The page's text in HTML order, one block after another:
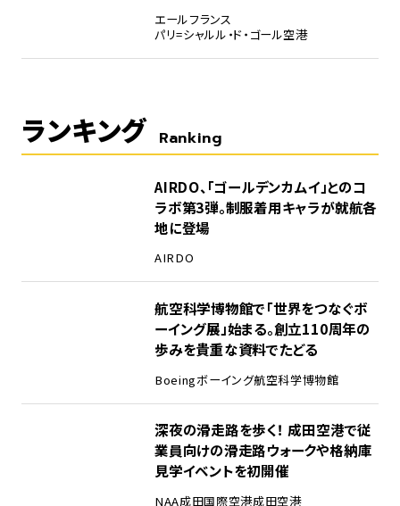
エールフランス
パリ=シャルル・ド・ゴール空港
ランキング Ranking
AIRDO、「ゴールデンカムイ」とのコ
ラボ第3弾。制服着用キャラが就航各
地に登場
AIRDO
航空科学博物館で「世界をつなぐボ
ーイング展」始まる。創立110周年の
歩みを貴重な資料でたどる
Boeingボーイング航空科学博物館
深夜の滑走路を歩く！ 成田空港で従
業員向けの滑走路ウォークや格納庫
見学イベントを初開催
NAA成田国際空港成田空港